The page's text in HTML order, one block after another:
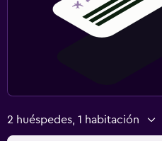
2 huéspedes, 1 habitación